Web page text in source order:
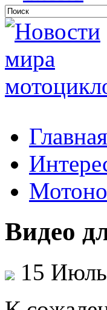
Главная
Видео
15